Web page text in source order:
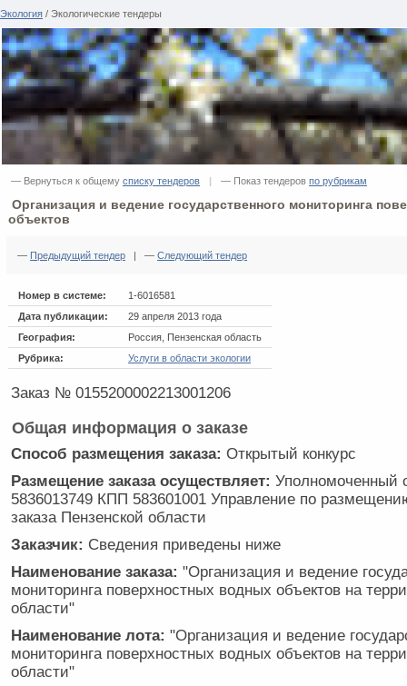
Экология / Экологические тендеры
— Вернуться к общему списку тендеров | — Показ тендеров по рубрикам
Организация и ведение государственного мониторинга
объектов
— Предыдущий тендер | — Следующий тендер
Номер в системе:
1-6016581
Дата публикации:
29 апреля 2013 года
География:
Россия, Пензенская область
Рубрика:
Услуги в области экологии
Заказ № 0155200002213001206
Общая информация о заказе
Способ размещения заказа: Открытый конкурс
Размещение заказа осуществляет: Уполномоченный
5836013749 КПП 583601001 Управление по
заказа Пензенской области
Заказчик: Сведения приведены ниже
Наименование заказа: "Организация и ведение
мониторинга поверхностных водных объектов на
области"
Наименование лота: "Организация и ведение
мониторинга поверхностных водных объектов на
области"